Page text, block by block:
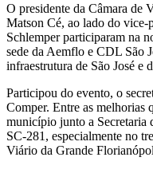
O presidente da Câmara de
Matson Cé, ao lado do
Schlemper participaram na
sede da Aemflo e CDL São
infraestrutura de São José e
Participou do evento, o
Comper. Entre as melhorias
município junto a Secretaria
SC-281, especialmente no
Viário da Grande